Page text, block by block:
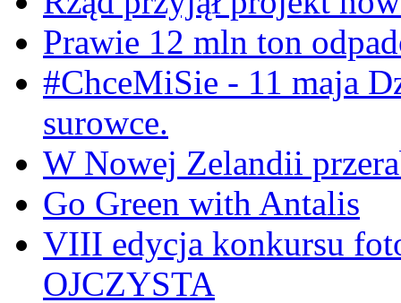
Prawie 12 mln ton
#ChceMiSie - 11 maja
surowce.
W Nowej Zelandii
Go Green with Antalis
VIII edycja konkursu
OJCZYSTA